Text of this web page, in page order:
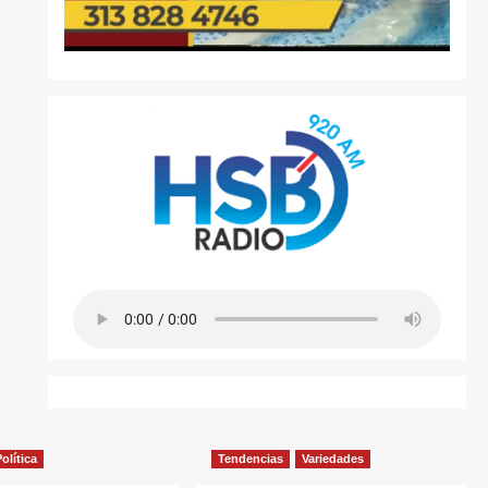
Tendencias Variedades